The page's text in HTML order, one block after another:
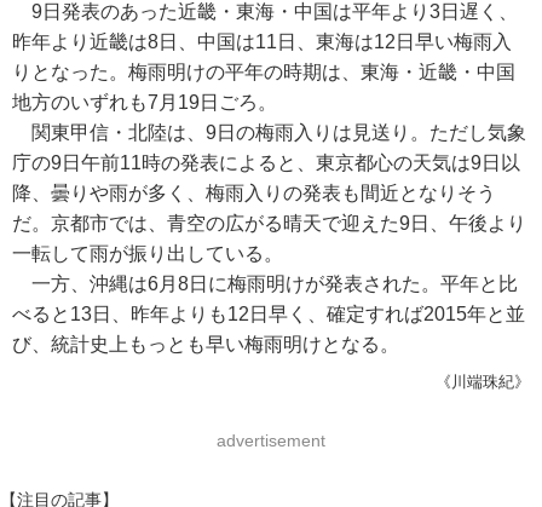
9日発表のあった近畿・東海・中国は平年より3日遅く、
昨年より近畿は8日、中国は11日、東海は12日早い梅雨入
りとなった。梅雨明けの平年の時期は、東海・近畿・中国
地方のいずれも7月19日ごろ。
関東甲信・北陸は、9日の梅雨入りは見送り。ただし気象
庁の9日午前11時の発表によると、東京都心の天気は9日以
降、曇りや雨が多く、梅雨入りの発表も間近となりそう
だ。京都市では、青空の広がる晴天で迎えた9日、午後より
一転して雨が振り出している。
一方、沖縄は6月8日に梅雨明けが発表された。平年と比
べると13日、昨年よりも12日早く、確定すれば2015年と並
び、統計史上もっとも早い梅雨明けとなる。
《川端珠紀》
advertisement
【注目の記事】